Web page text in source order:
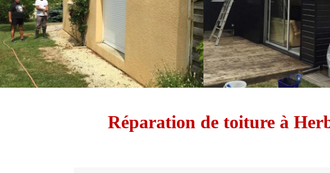
Réparation de toiture à